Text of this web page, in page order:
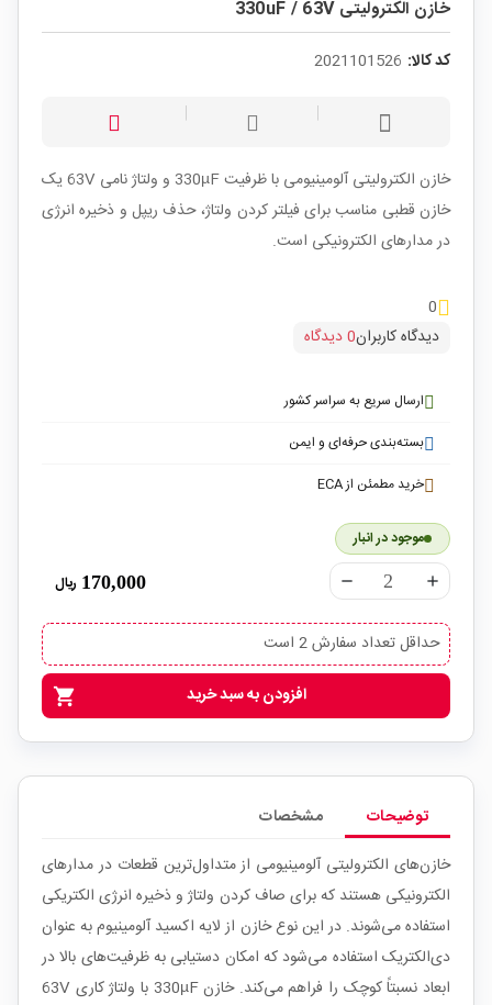
خازن الکترولیتی 330uF / 63V
کد کالا: 2021101526
خازن الکترولیتی آلومینیومی با ظرفیت 330µF و ولتاژ نامی 63V یک
خازن قطبی مناسب برای فیلتر کردن ولتاژ، حذف ریپل و ذخیره انرژی
در مدارهای الکترونیکی است.
0
دیدگاه کاربران0 دیدگاه
ارسال سریع به سراسر کشور
بسته‌بندی حرفه‌ای و ایمن
خرید مطمئن از ECA
موجود در انبار
remove add
170,000 ریال
حداقل تعداد سفارش 2 است
shopping_cart افزودن به سبد خرید
توضیحات
مشخصات
خازن‌های الکترولیتی آلومینیومی از متداول‌ترین قطعات در مدارهای
الکترونیکی هستند که برای صاف کردن ولتاژ و ذخیره انرژی الکتریکی
استفاده می‌شوند. در این نوع خازن از لایه اکسید آلومینیوم به عنوان
دی‌الکتریک استفاده می‌شود که امکان دستیابی به ظرفیت‌های بالا در
ابعاد نسبتاً کوچک را فراهم می‌کند. خازن 330µF با ولتاژ کاری 63V